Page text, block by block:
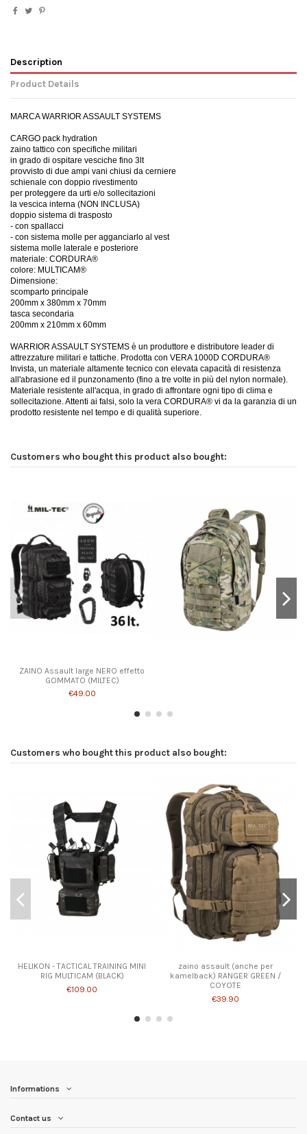
Description
Product Details
MARCA WARRIOR ASSAULT SYSTEMS
CARGO pack hydration
zaino tattico con specifiche militari
in grado di ospitare vesciche fino 3lt
provvisto di due ampi vani chiusi da cerniere
schienale con doppio rivestimento
per proteggere da urti e/o sollecitazioni
la vescica interna (NON INCLUSA)
doppio sistema di trasposto
- con spallacci
- con sistema molle per agganciarlo al vest
sistema molle laterale e posteriore
materiale: CORDURA®
colore: MULTICAM®
Dimensione:
scomparto principale
200mm x 380mm x 70mm
tasca secondaria
200mm x 210mm x 60mm
WARRIOR ASSAULT SYSTEMS è un produttore e distributore leader di
attrezzature militari e tattiche. Prodotta con VERA 1000D CORDURA®
Invista, un materiale altamente tecnico con elevata capacità di resistenza
all'abrasione ed il punzonamento (fino a tre volte in più del nylon normale).
Materiale resistente all'acqua, in grado di affrontare ogni tipo di clima e
sollecitazione. Attenti ai falsi, solo la vera CORDURA® vi da la garanzia di un
prodotto resistente nel tempo e di qualità superiore.
Customers who bought this product also bought:
ZAINO Assault large NERO effetto
GOMMATO (MILTEC)
€49.00
Customers who bought this product also bought:
HELIKON - TACTICAL TRAINING MINI
RIG MULTICAM (BLACK)
€109.00
zaino assault (anche per
kamelback) RANGER GREEN /
COYOTE
€39.90
Informations
Contact us